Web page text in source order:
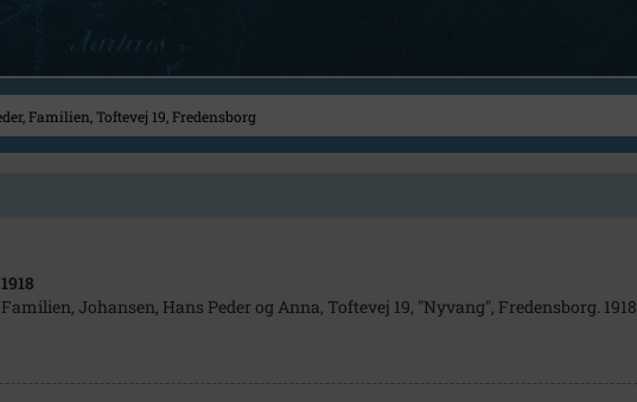
1918
Familien, Johansen, Hans Peder og Anna, Toftevej 19, "Nyvang", Fredensborg. 1918